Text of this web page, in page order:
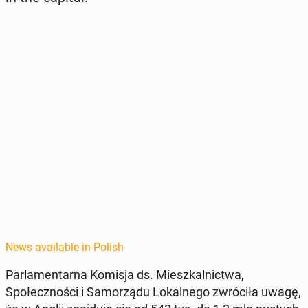
News available in Polish
Par­la­men­tar­na Komisja ds. Mieszkalnict­wa,
Społecznoś­ci i Samorzą­du Lokalnego zwró­ciła uwagę,